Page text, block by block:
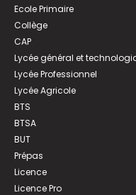
Ecole Primaire
Collège
CAP
Lycée général et
Lycée Professionnel
Lycée Agricole
BTS
BTSA
BUT
Prépas
Licence
Licence Pro